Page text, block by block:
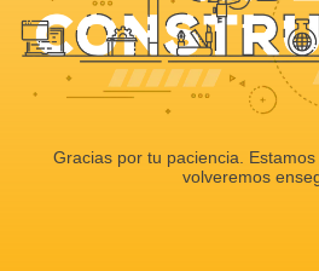
Gracias por tu paciencia.
volveremos